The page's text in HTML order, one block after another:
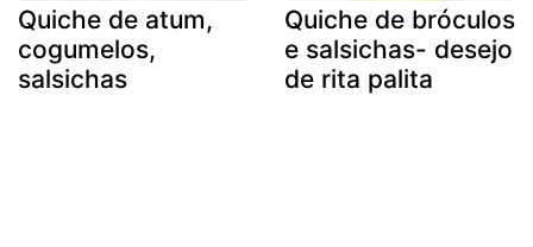
Quiche de atum,
cogumelos,
salsichas
Quiche de bróculos
e salsichas- desejo
de rita palita